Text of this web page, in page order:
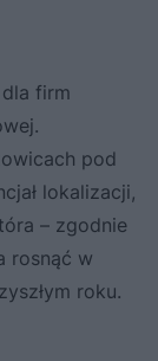
firm
pod
lokalizacji,
– zgodnie
rosnąć w
roku.